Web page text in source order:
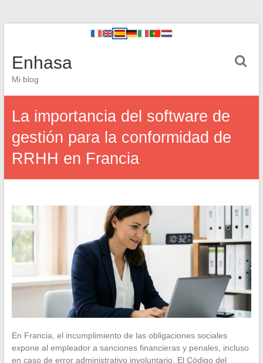
Enhasa
Mi blog
La importancia del software de
gestión para la conformidad de
RRHH en Francia
En Francia, el incumplimiento de las obligaciones sociales
expone al empleador a sanciones financieras y penales, incluso
en caso de error administrativo involuntario. El Código del